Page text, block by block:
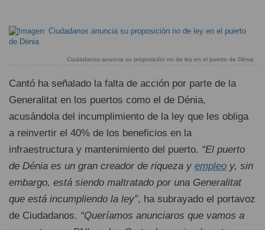
Ciudadanos anuncia su proposición no de ley en el puerto de Dénia
Cantó ha señalado la falta de acción por parte de la
Generalitat en los puertos como el de Dénia,
acusándola del incumplimiento de la ley que les obliga
a reinvertir el 40% de los beneficios en la
infraestructura y mantenimiento del puerto. “El puerto
de Dénia es un gran creador de riqueza y empleo y, sin
embargo, está siendo maltratado por una Generalitat
que está incumpliendo la ley”, ha subrayado el portavoz
de Ciudadanos. “Queríamos anunciaros que vamos a